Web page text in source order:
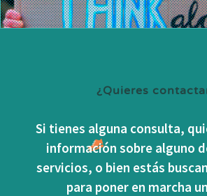
¿Quieres
Si tienes alguna consulta,
información sobre alguno
servicios, o bien estás
para poner en marcha